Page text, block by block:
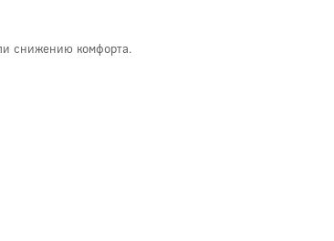
снижению комфорта.